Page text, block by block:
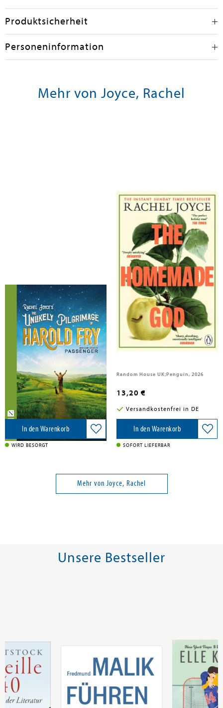
Produktsicherheit
Personeninformation
Mehr von Joyce, Rachel
Passenger; Joyce, Rachel
The Unlikely Pilgrimage of Harold
Nick Hern Books, 2026
14,00 €
Versandkostenfrei in DE
In den Warenkorb
WIRD BESORGT
Joyce, Rachel
The Homemade God
Random House UK;Penguin, 2026
13,20 €
Versandkostenfrei in DE
In den Warenkorb
SOFORT LIEFERBAR
Mehr von Joyce, Rachel
Unsere Bestseller